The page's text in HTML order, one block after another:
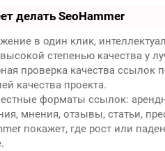
делать SeoHammer
в один клик,
степенью качества у
проверка качества ссылок
качества проекта.
форматы ссылок:
мнения, отзывы, статьи,
покажет, где рост или